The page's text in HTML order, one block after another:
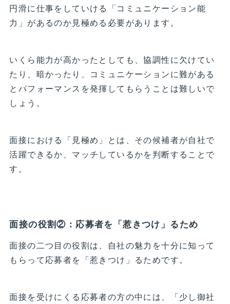
円滑に仕事をしていける「コミュニケーション能
力」があるのか見極める必要があります。
いくら能力が高かったとしても、協調性に欠けてい
たり、暗かったり、コミュニケーションに難がある
とパフォーマンスを発揮してもらうことは難しいで
しょう。
面接における「見極め」とは、その候補者が自社で
活躍できるか、マッチしているかを判断することで
す。
面接の役割②：応募者を「惹きつけ」るため
面接の二つ目の役割は、自社の魅力を十分に知って
もらって応募者を「惹きつけ」るためです。
面接を受けにくる応募者の方の中には、「少し御社